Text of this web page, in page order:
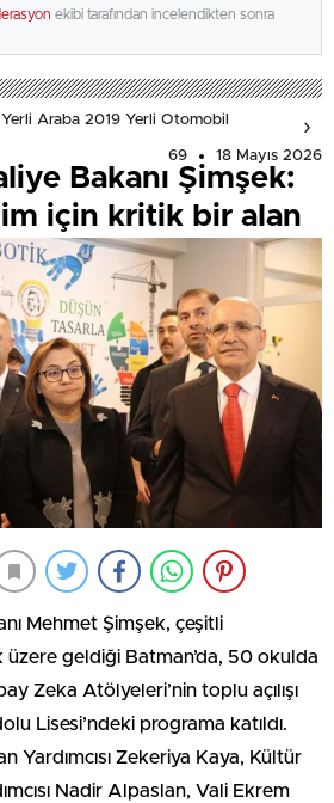
ekibi tarafından incelendikten sonra
Araba 2019 Yerli Otomobil
69 18 Mayıs 2026
Bakanı Şimşek:
için kritik bir alan
Mehmet Şimşek, çeşitli
geldiği Batman’da, 50 okulda
Zeka Atölyeleri’nin toplu açılışı
Lisesi’ndeki programa katıldı.
Yardımcısı Zekeriya Kaya, Kültür
Nadir Alpaslan, Vali Ekrem